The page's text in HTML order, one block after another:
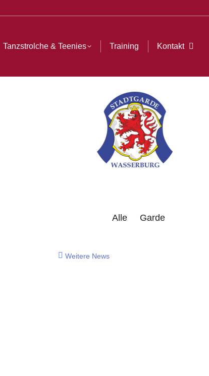
Tanzstrolche & Teenies Training Kontakt
Alle Garde
Weitere News
Kontakt Search: